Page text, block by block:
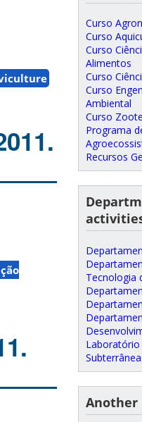
Curso
Curso
Curso
Alimentos
Curso
Curso
Ambiental
Curso
Programa
Recursos
Tecnologia
Laboratório